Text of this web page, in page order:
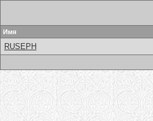
Имя
RUSEPH